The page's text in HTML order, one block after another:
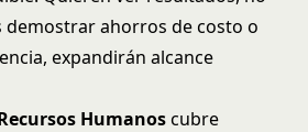
demostrar ahorros de costo o
expandirán alcance
Humanoscubre